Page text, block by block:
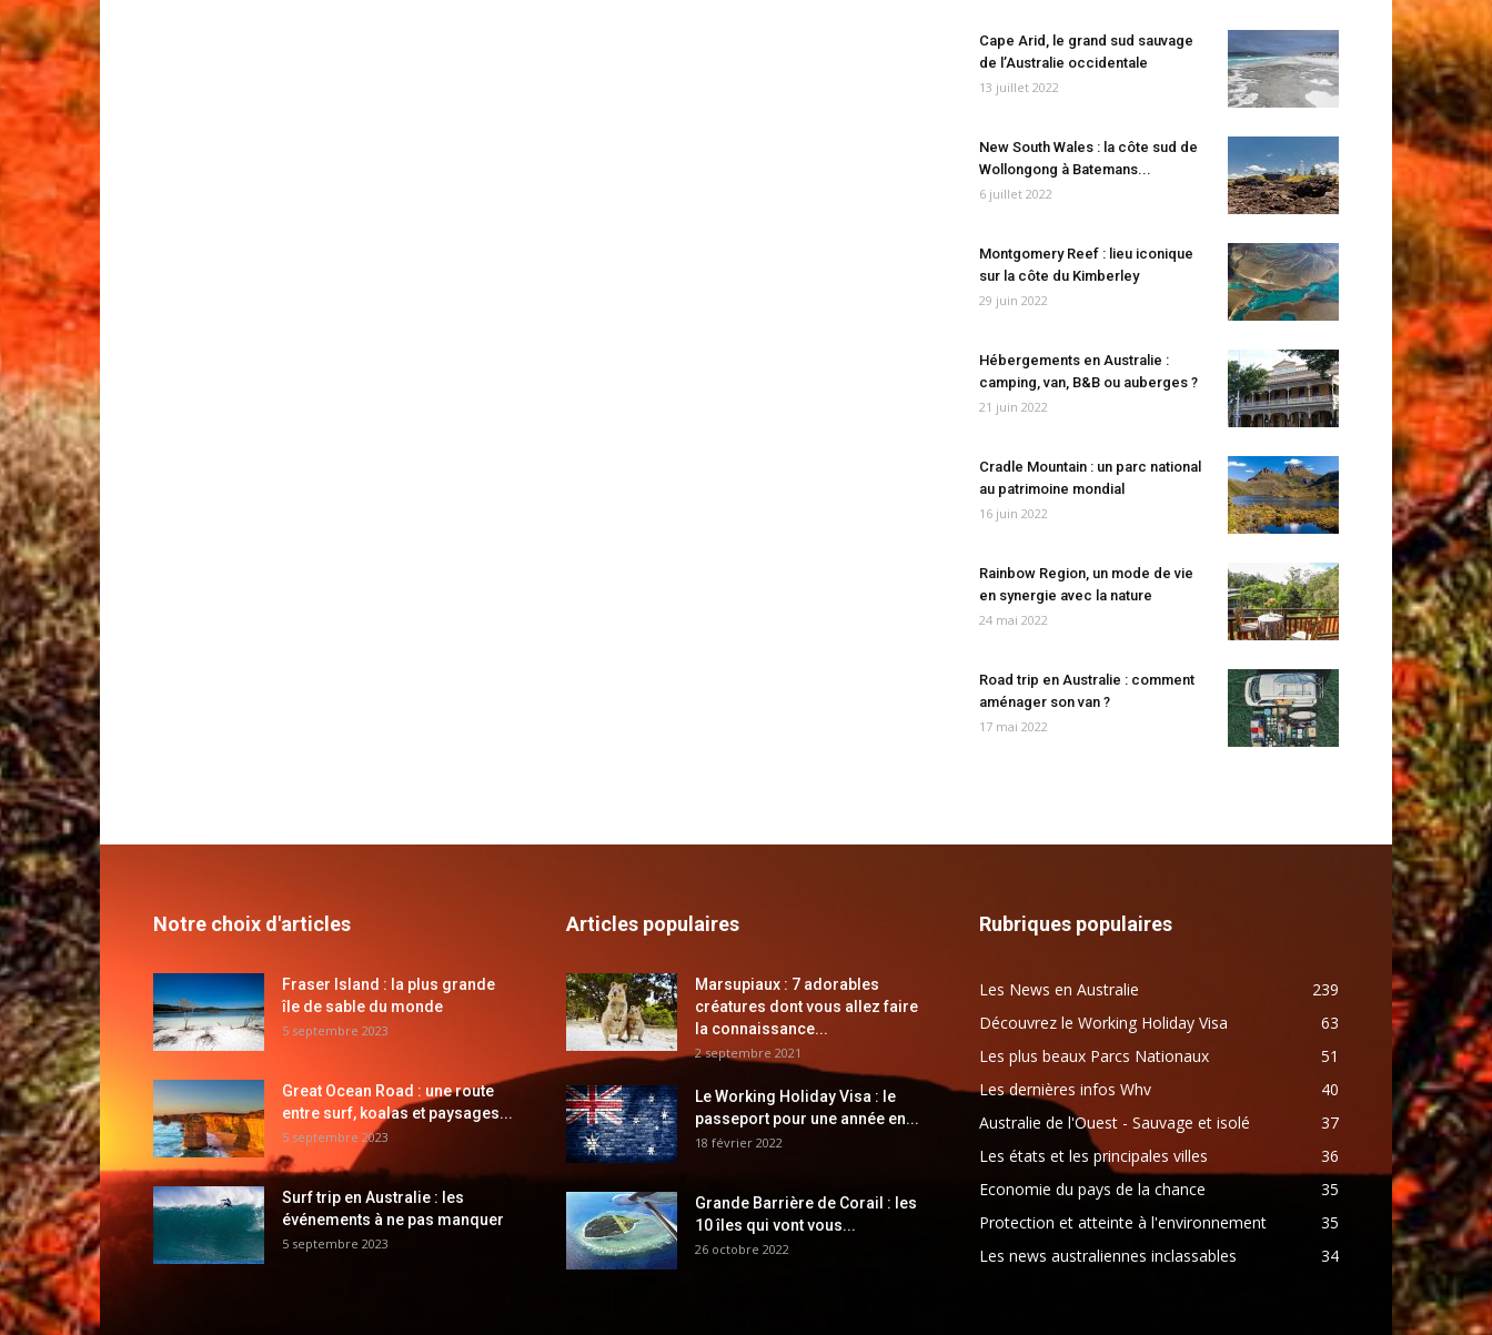
Cape Arid, le grand sud sauvage
de l’Australie occidentale
13 juillet 2022
New South Wales : la côte sud de
Wollongong à Batemans...
6 juillet 2022
Montgomery Reef : lieu iconique
sur la côte du Kimberley
29 juin 2022
Hébergements en Australie :
camping, van, B&B ou auberges ?
21 juin 2022
Cradle Mountain : un parc national
au patrimoine mondial
16 juin 2022
Rainbow Region, un mode de vie
en synergie avec la nature
24 mai 2022
Road trip en Australie : comment
aménager son van ?
17 mai 2022
Notre choix d'articles
Fraser Island : la plus grande
île de sable du monde
5 septembre 2023
Great Ocean Road : une route
entre surf, koalas et paysages...
5 septembre 2023
Surf trip en Australie : les
événements à ne pas manquer
5 septembre 2023
Articles populaires
Marsupiaux : 7 adorables
créatures dont vous allez faire
la connaissance...
2 septembre 2021
Le Working Holiday Visa : le
passeport pour une année en...
18 février 2022
Grande Barrière de Corail : les
10 îles qui vont vous...
26 octobre 2022
Rubriques populaires
Les News en Australie
239
Découvrez le Working Holiday Visa
63
Les plus beaux Parcs Nationaux
51
Les dernières infos Whv
40
Australie de l'Ouest - Sauvage et isolé
37
Les états et les principales villes
36
Economie du pays de la chance
35
Protection et atteinte à l'environnement
35
Les news australiennes inclassables
34